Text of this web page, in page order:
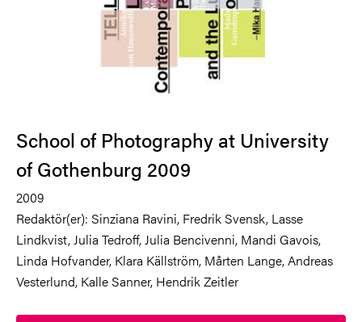
School of Photography at University
of Gothenburg 2009
2009
Redaktör(er): Sinziana Ravini, Fredrik Svensk, Lasse
Lindkvist, Julia Tedroff, Julia Bencivenni, Mandi Gavois,
Linda Hofvander, Klara Källström, Mårten Lange, Andreas
Vesterlund, Kalle Sanner, Hendrik Zeitler